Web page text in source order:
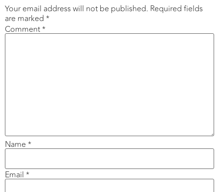
Your email address will not be published. Required fields
are marked *
Comment*
Name *
Email *